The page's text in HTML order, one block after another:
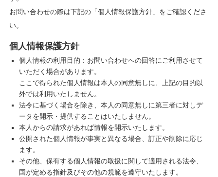
お問い合わせの際は下記の「個人情報保護方針」をご確認くださ
い。
個人情報保護方針
個人情報の利用目的：お問い合わせへの回答にご利用させて
いただく場合があります。
ここで得られた個人情報は本人の同意無しに、上記の目的以
外では利用いたしません。
法令に基づく場合を除き、本人の同意無しに第三者に対しデ
ータを開示・提供することはいたしません。
本人からの請求があれば情報を開示いたします。
公開された個人情報が事実と異なる場合、訂正や削除に応じ
ます。
その他、保有する個人情報の取扱に関して適用される法令、
国が定める指針及びその他の規範を遵守いたします。